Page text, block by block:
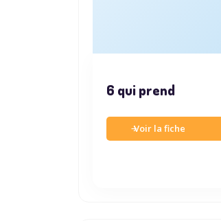
6 qui prend
Voir la fiche